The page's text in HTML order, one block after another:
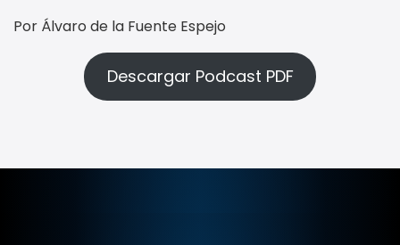
Por Álvaro de la Fuente Espejo
Descargar Podcast PDF